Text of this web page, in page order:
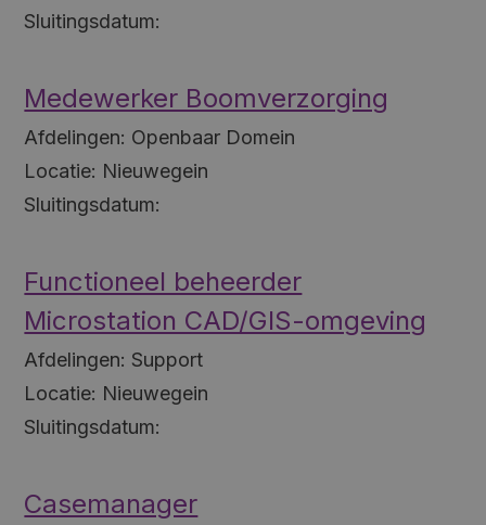
Sluitingsdatum:
Medewerker Boomverzorging
Afdelingen: Openbaar Domein
Locatie: Nieuwegein
Sluitingsdatum:
Functioneel beheerder
Microstation CAD/GIS-omgeving
Afdelingen: Support
Locatie: Nieuwegein
Sluitingsdatum:
Casemanager